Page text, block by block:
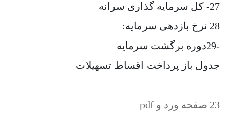
27- کل سرمایه گذاری سرانه
28 نرخ بازدهی سرمایه:
-29دوره برگشت سرمایه
جدول باز پرداخت اقساط تسهیلات
23 صفحه ورد و pdf